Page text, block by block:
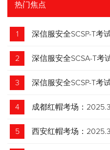
热门焦点
1 深信服安全SCSP-T考
2 深信服安全SCSA-T考
3 深信服安全SCSP-T考
4 成都红帽考场：
5 西安红帽考场：